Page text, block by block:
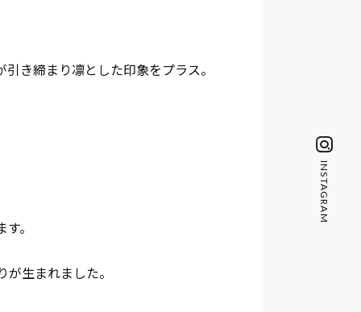
き締まり凛とした印象をプラス。
。
生まれました。
INSTAGRAM